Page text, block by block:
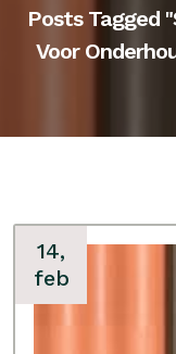
Posts Tagged
Voor
14,
feb